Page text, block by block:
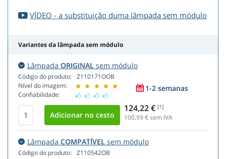
VÍDEO - a substituição duma lâmpada sem módulo
Variantes da lâmpada sem módulo
Lâmpada ORIGINAL sem módulo
Código do produto:
Nível do imagem:
Confiabilidade:
Z110171OOB
1-2 semanas
124,22 € [1]
100,99€ sem IVA
Lâmpada COMPATÍVEL sem módulo
Código do produto: Z110542OB